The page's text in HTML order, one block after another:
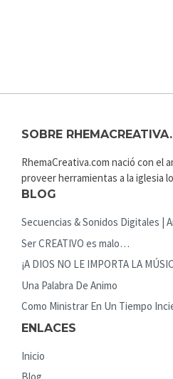
SOBRE
RhemaCreativa.com nació con el
proveer herramientas a la iglesia
BLOG
Secuencias & Sonidos Digitales |
Ser CREATIVO es malo…
¡A DIOS NO LE IMPORTA LA
Una Palabra De Animo
Como Ministrar En Un Tiempo
ENLACES
Inicio